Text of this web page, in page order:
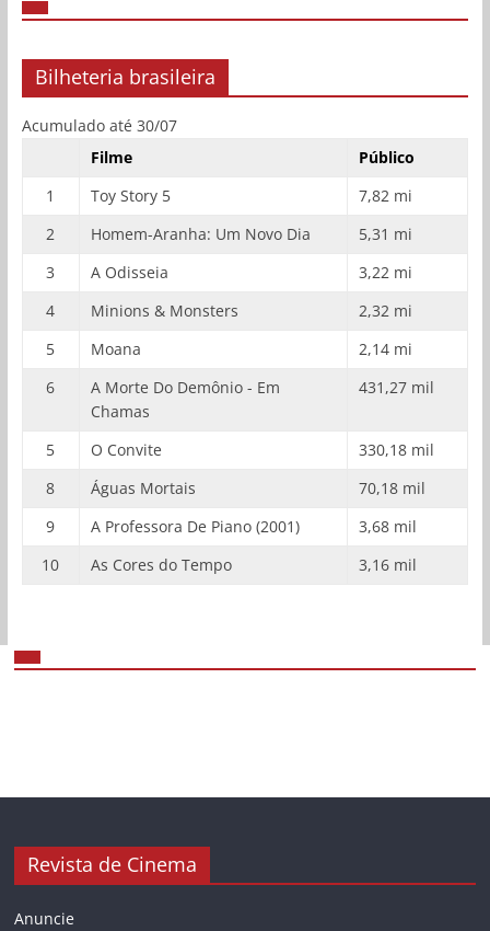
Bilheteria brasileira
Acumulado até 30/07
Filme
Público
1
Toy Story 5
7,82 mi
2
Homem-Aranha: Um Novo Dia
5,31 mi
3
A Odisseia
3,22 mi
4
Minions & Monsters
2,32 mi
5
Moana
2,14 mi
6
A Morte Do Demônio - Em
Chamas
431,27 mil
5 O Convite
330,18 mil
8
Águas Mortais
70,18 mil
9
A Professora De Piano (2001)
3,68 mil
10
As Cores do Tempo 3,16 mil
Revista de Cinema
Anuncie